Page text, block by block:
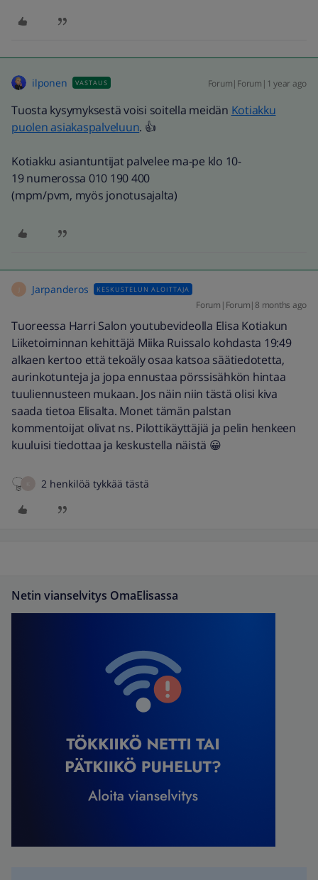
ilponen VASTAUS Forum|Forum|1 year ago
Tuosta kysymyksestä voisi soitella meidän Kotiakku
puolen asiakaspalveluun. 👍
Kotiakku asiantuntijat palvelee ma-pe klo 10-
19 numerossa 010 190 400
(mpm/pvm, myös jonotusajalta)​
Jarpanderos KESKUSTELUN ALOITTAJA
Forum|Forum|8 months ago
Tuoreessa Harri Salon youtubevideolla Elisa Kotiakun
Liiketoiminnan kehittäjä Miika Ruissalo kohdasta 19:49
alkaen kertoo että tekoäly osaa katsoa säätiedotetta,
aurinkotunteja ja jopa ennustaa pörssisähkön hintaa
tuuliennusteen mukaan. Jos näin niin tästä olisi kiva
saada tietoa Elisalta. Monet tämän palstan
kommentoijat olivat ns. Pilottikäyttäjiä ja pelin henkeen
kuuluisi tiedottaa ja keskustella näistä 😀
2 henkilöä tykkää tästä
Netin vianselvitys OmaElisassa